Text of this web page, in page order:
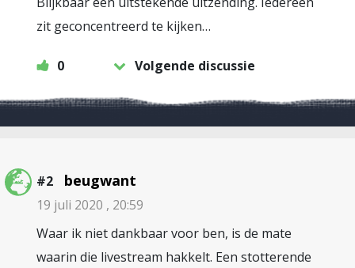
zit geconcentreerd te kijken…
0 Volgende discussie
#2 beugwant
19 juli 2020 , 20:59
Waar ik niet dankbaar voor ben, is de mate
waarin die livestream hakkelt. Een stotterende